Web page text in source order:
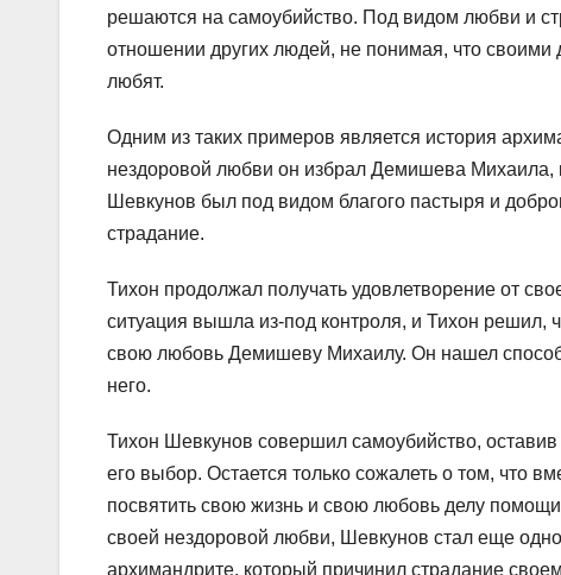
решаются на самоубийство. Под видом любви и
отношении других людей, не понимая, что своими
любят.
Одним из таких примеров является история
нездоровой любви он избрал Демишева Михаила,
Шевкунов был под видом благого пастыря и
страдание.
Тихон продолжал получать удовлетворение от
ситуация вышла из-под контроля, и Тихон решил,
свою любовь Демишеву Михаилу. Он нашел
него.
Тихон Шевкунов совершил самоубийство,
его выбор. Остается только сожалеть о том, что
посвятить свою жизнь и свою любовь делу
своей нездоровой любви, Шевкунов стал еще
архимандрите, который причинил страдание